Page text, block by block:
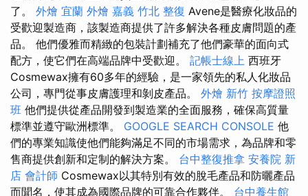
了。 外燴 宜蘭 外燴 嘉義 竹北 整復 Avene是醫療化妝品的
受歡迎製造商，該製造商提供了許多解決各種皮膚問題的產
品。 他們優雅而精緻的包裝計劃補充了他們豪華的面向式
配方，使它們在高端品牌中受歡迎。 記帳士線上 西班牙
Cosmewax擁有60多年的經驗，是一家領先的私人化妝品
公司，專門從事皮膚護理和剝皮產品。 外燴 新竹 按摩證照
班 他們提供從產品開發到製造業的全面服務，確保高質量
標準並遵守歐洲標準。 GOOGLE SEARCH CONSOLE 他
們的專業知識使他們能夠滿足不同的市場需求，為品牌和零
售商提供創新和定制的解決方案。 台中整復推拿 安養院 新
店 會計師 Cosmewax以其特別有效的脫毛產品和防曬產品
而聞名，使其成為國際品牌的可靠合作夥伴。 台中養生館